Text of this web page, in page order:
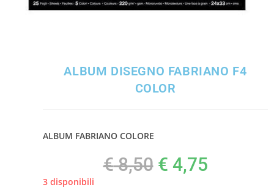
ALBUM DISEGNO FABRIANO F4
COLOR
ALBUM FABRIANO COLORE
€8,50 € 4,75
3 disponibili